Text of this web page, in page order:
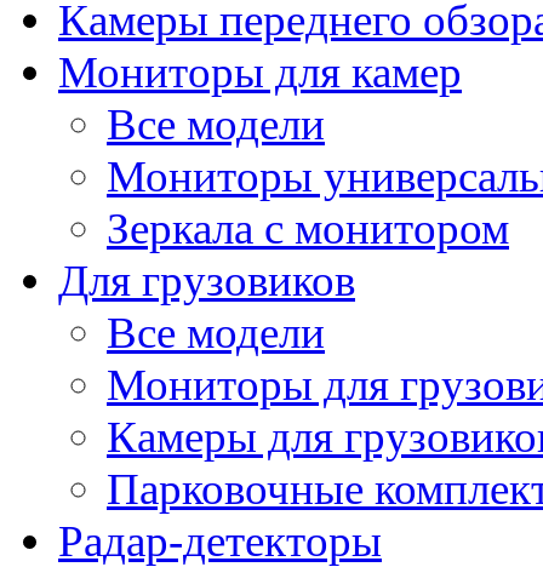
Камеры переднего
Мониторы для камер
Все модели
Мониторы
Зеркала с монитором
Для грузовиков
Все модели
Мониторы для
Камеры для
Парковочные
Радар-детекторы